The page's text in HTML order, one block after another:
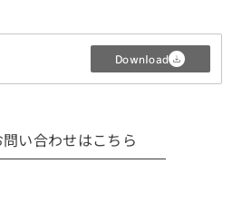
Download
い合わせはこちら